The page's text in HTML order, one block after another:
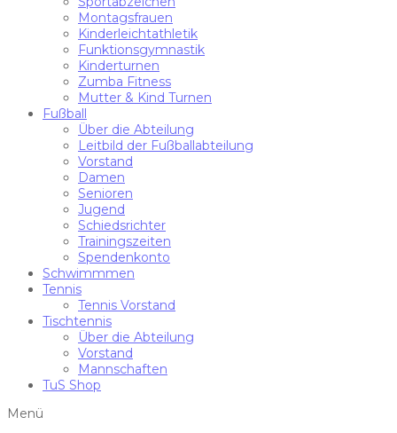
Montagsfrauen
Kinderleichtathletik
Funktionsgymnastik
Kinderturnen
Zumba Fitness
Mutter & Kind Turnen
Fußball
Über die Abteilung
Leitbild der Fußballabteilung
Vorstand
Damen
Senioren
Jugend
Schiedsrichter
Trainingszeiten
Spendenkonto
Schwimmmen
Tennis
Tennis Vorstand
Tischtennis
Über die Abteilung
Vorstand
Mannschaften
TuS Shop
Menü